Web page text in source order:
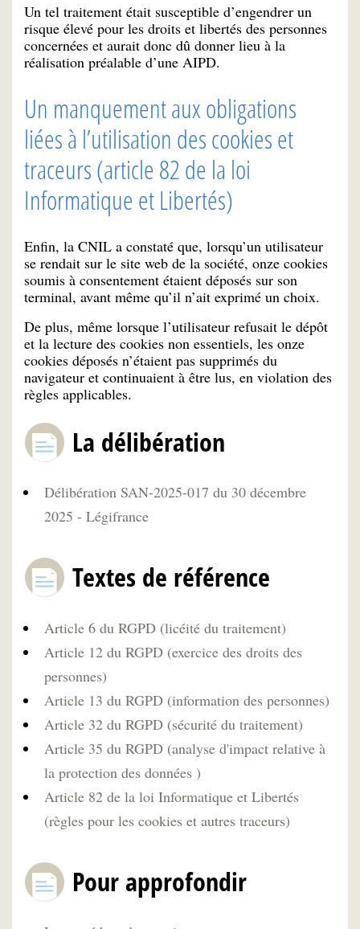
Un tel traitement était susceptible d’engendrer un
risque élevé pour les droits et libertés des personnes
concernées et aurait donc dû donner lieu à la
réalisation préalable d’une AIPD.
Un manquement aux obligations
liées à l’utilisation des cookies et
traceurs (article 82 de la loi
Informatique et Libertés)
Enfin, la CNIL a constaté que, lorsqu’un utilisateur
se rendait sur le site web de la société, onze cookies
soumis à consentement étaient déposés sur son
terminal, avant même qu’il n’ait exprimé un choix.
De plus, même lorsque l’utilisateur refusait le dépôt
et la lecture des cookies non essentiels, les onze
cookies déposés n’étaient pas supprimés du
navigateur et continuaient à être lus, en violation des
règles applicables.
La délibération
Délibération SAN-2025-017 du 30 décembre
2025 - Légifrance
Textes de référence
Article 6 du RGPD (licéité du traitement)
Article 12 du RGPD (exercice des droits des
personnes)
Article 13 du RGPD (information des personnes)
Article 32 du RGPD (sécurité du traitement)
Article 35 du RGPD (analyse d'impact relative à
la protection des données )
Article 82 de la loi Informatique et Libertés
(règles pour les cookies et autres traceurs)
Pour approfondir